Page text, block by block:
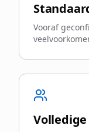
Vooraf